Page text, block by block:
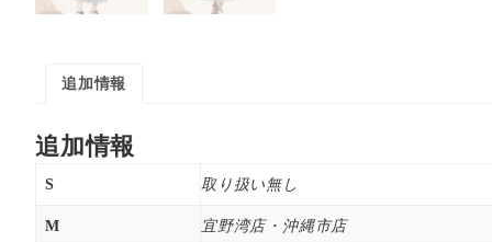
追加情報
追加情報
S 取り扱い無し
M 宜野湾店・沖縄市店